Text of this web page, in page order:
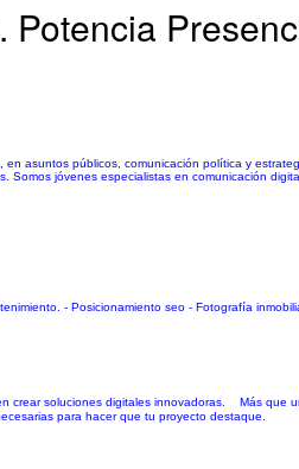
asuntos públicos, comunicación política y
jóvenes especialistas en comunicación
- Posicionamiento seo - Fotografía
crear soluciones digitales innovadoras. Más que
para hacer que tu proyecto destaque.